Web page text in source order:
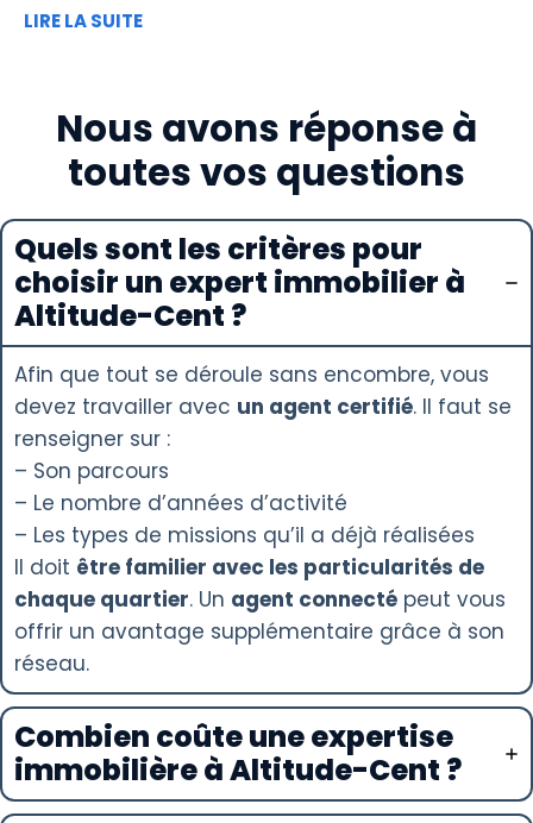
LIRE LA SUITE
Nous avons réponse à
toutes vos questions
Quels sont les critères pour
choisir un expert immobilier à
Altitude-Cent ?
Afin que tout se déroule sans encombre, vous
devez travailler avec un agent certifié. Il faut se
renseigner sur :
– Son parcours
– Le nombre d’années d’activité
– Les types de missions qu’il a déjà réalisées
Il doit être familier avec les particularités de
chaque quartier. Un agent connecté peut vous
offrir un avantage supplémentaire grâce à son
réseau.
Combien coûte une expertise
immobilière à Altitude-Cent ?